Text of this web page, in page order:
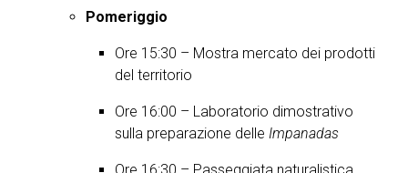
Pomeriggio
Ore 15:30 – Mostra mercato dei prodotti
del territorio
Ore 16:00 – Laboratorio dimostrativo
sulla preparazione delle Impanadas